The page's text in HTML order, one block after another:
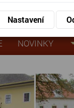
NOVINKY
Nastavení